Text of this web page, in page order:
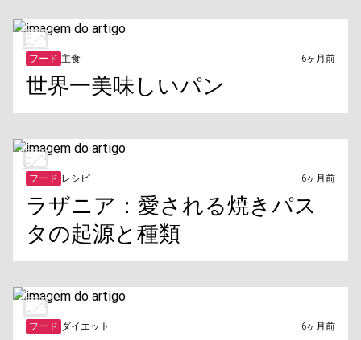
フード 主食 6ヶ月前
世界一美味しいパン
フード レシピ 6ヶ月前
ラザニア：愛される焼きパス
タの起源と種類
フード ダイエット 6ヶ月前